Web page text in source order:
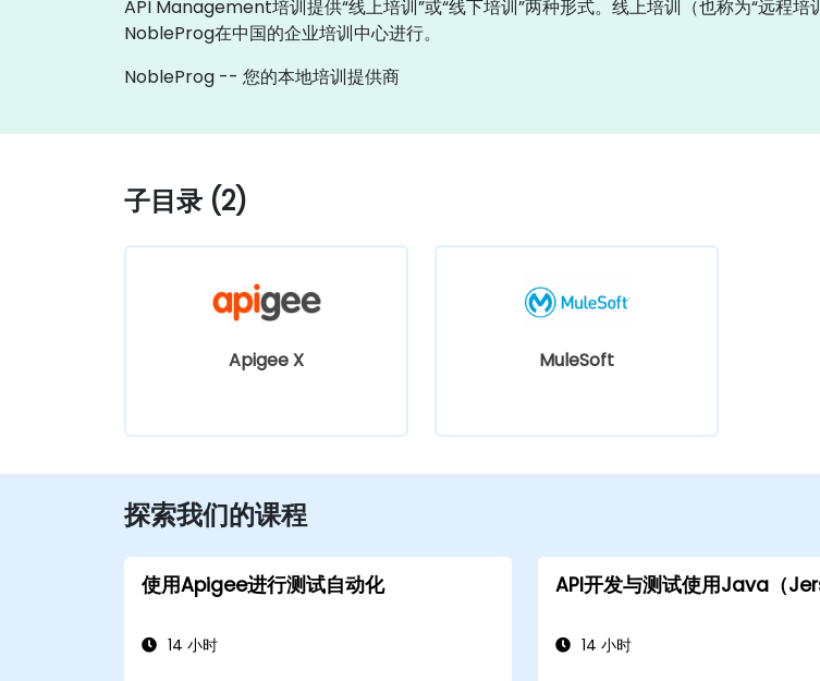
API Management培训提供“线上培训”或“线下培训”两种形式。线上培训（也称为“远程培
NobleProg在中国的企业培训中心进行。
NobleProg -- 您的本地培训提供商
子目录 (2)
Apigee X MuleSoft
探索我们的课程
使用Apigee进行测试自动化
14 小时
API开发与测试使用Java（
14 小时